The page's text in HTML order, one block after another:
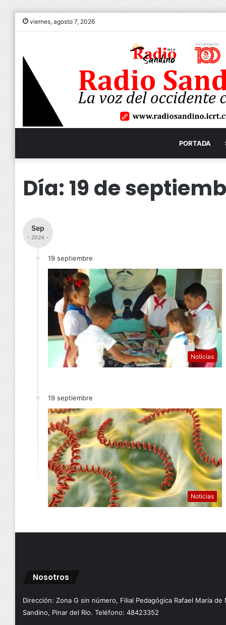
viernes, agosto 7, 2026
PORTADA
Día: 19 de
Sep
- 2024 -
19 septiembre
Noticias
19 septiembre
Noticias
Nosotros
Dirección: Zona G sin número, Filial Pedagógica Rafael María de
Sandino, Pinar del Rio. Teléfono: 48423352